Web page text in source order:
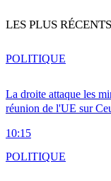
LES PLUS RÉCENTS
La droite attaque les
réunion de l'UE sur
10:15
POLITIQUE
POLITIQUE